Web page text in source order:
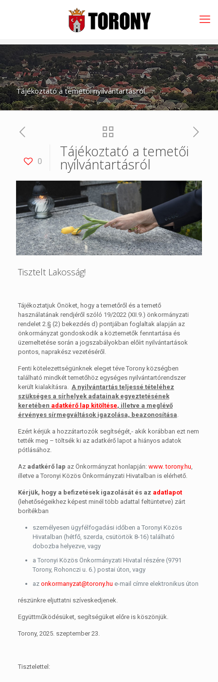
Tájékoztató a temetői nyilvántartásról
0
Tájékoztató a temetői
nyilvántartásról
Tisztelt Lakosság!
Tájékoztatjuk Önöket, hogy a temetőről és a temető
használatának rendjéről szóló 19/2022 (XII.9.) önkormányzati
rendelet 2.§ (2) bekezdés d) pontjában foglaltak alapján az
önkormányzat gondoskodik a köztemetők fenntartása és
üzemeltetése során a jogszabályokban előírt nyilvántartások
pontos, naprakész vezetéséről.
Fenti kötelezettségünknek eleget téve Torony községben
található mindkét temetőhöz egységes nyilvántartórendszer
került kialakításra. A nyilvántartás teljessé tételéhez
szükséges a sírhelyek adatainak egyeztetésének
keretében adatkérő lap kitöltése, illetve a meglévő
érvényes sírmegváltások igazolása, beazonosítása
Ezért kérjük a hozzátartozók segítségét,- akik korábban ezt nem
tették meg – töltsék ki az adatkérő lapot a hiányos adatok
pótlásához.
Az adatkérő lap az Önkormányzat honlapján:www. torony.hu
illetve a Toronyi Közös Önkormányzati Hivatalban is elérhető.
Kérjük, hogy a befizetések igazolását és az adatlapot
(lehetőségeikhez képest minél több adattal feltüntetve) zárt
borítékban
személyesen ügyfélfogadási időben a Toronyi Közös
Hivatalban (hétfő, szerda, csütörtök 8-16) található
dobozba helyezve, vagy
a Toronyi Közös Önkormányzati Hivatal részére (9791
Torony, Rohonczi u. 6.) postai úton, vagy
az onkormanyzat@torony.hu e-mail címre elektronikus úton
részünkre eljuttatni szíveskedjenek.
Együttműködésüket, segítségüket előre is köszönjük.
Torony, 2025. szeptember 23.
Tisztelettel: